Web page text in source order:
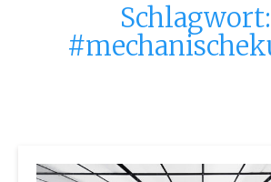
Schlagwort: